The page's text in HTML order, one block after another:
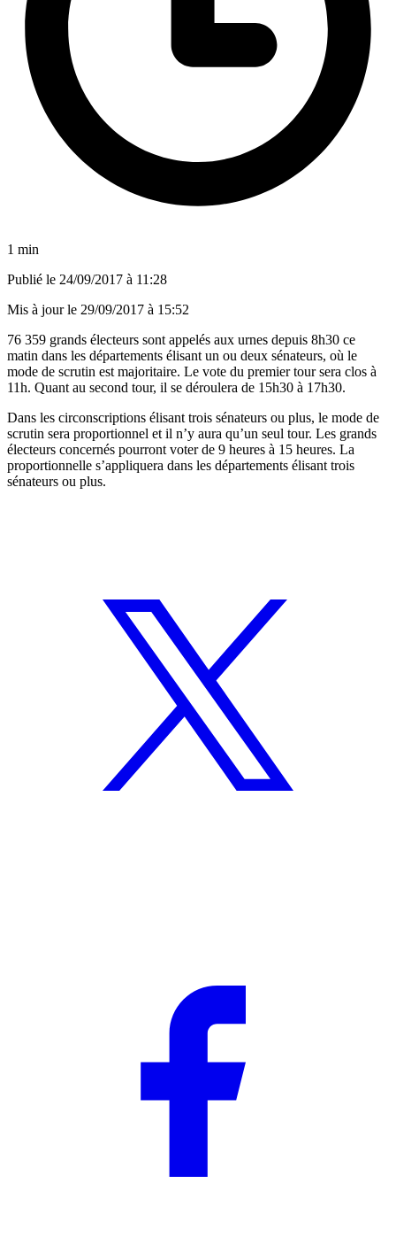
1 min
Publié le 24/09/2017 à 11:28
Mis à jour le 29/09/2017 à 15:52
76 359 grands électeurs sont appelés aux urnes depuis 8h30 ce
matin dans les départements élisant un ou deux sénateurs, où le
mode de scrutin est majoritaire. Le vote du premier tour sera clos à
11h. Quant au second tour, il se déroulera de 15h30 à 17h30.
Dans les circonscriptions élisant trois sénateurs ou plus, le mode de
scrutin sera proportionnel et il n’y aura qu’un seul tour. Les grands
électeurs concernés pourront voter de 9 heures à 15 heures. La
proportionnelle s’appliquera dans les départements élisant trois
sénateurs ou plus.